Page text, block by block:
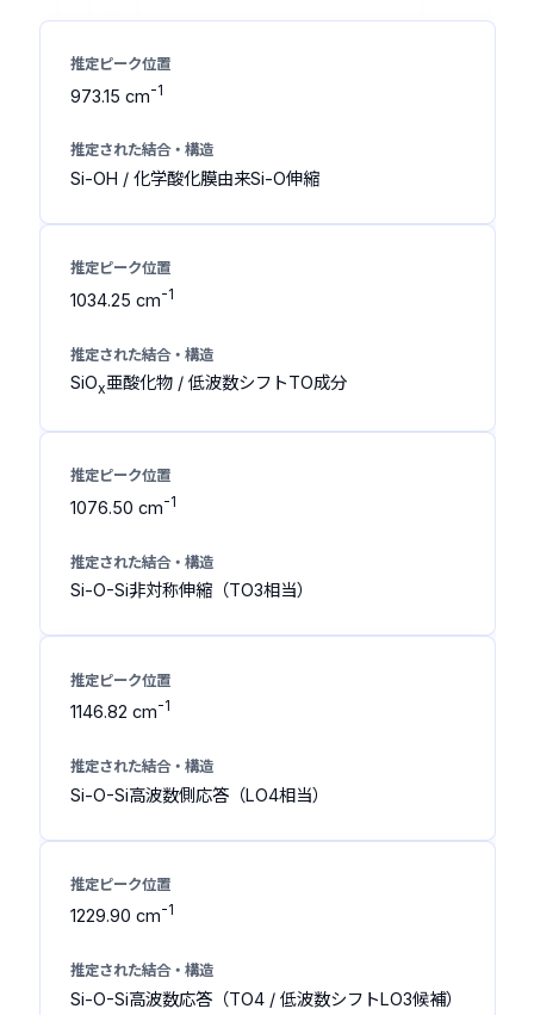
973.15 cm-1
Si-OH / 化学酸化膜由来Si-O伸縮
1034.25 cm-1
SiOx亜酸化物 / 低波数シフトTO成分
1076.50 cm-1
Si-O-Si非対称伸縮（TO3相当）
1146.82 cm-1
Si-O-Si高波数側応答（LO4相当）
1229.90 cm-1
Si-O-Si高波数応答（TO4 / 低波数シフトLO3候補）